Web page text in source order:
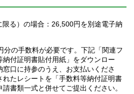
る）の場合：26,500円を別途電子納
分の手数料が必要です。下記「関連フ
納付証明書貼付用紙」をダウンロー
窓口に持参のうえ、お支払いくださ
れたレシートを「手数料等納付証明書
書類一式と併せてご提出ください。